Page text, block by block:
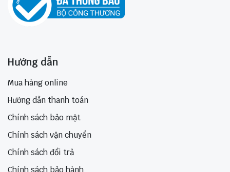
Hướng dẫn
Mua hàng online
Hướng dẫn thanh toán
Chính sách bảo mật
Chính sách vận chuyển
Chính sách đổi trả
Chính sách bảo hành